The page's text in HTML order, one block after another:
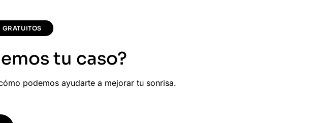
tu caso?
podemos ayudarte a mejorar tu sonrisa.